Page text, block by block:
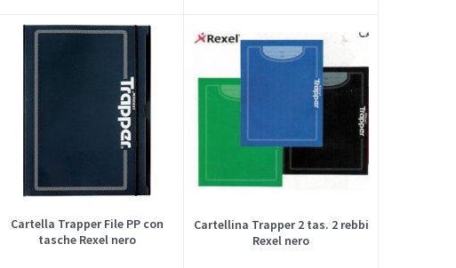
Cartella Trapper File PP con
tasche Rexel nero
Cartellina Trapper 2 tas. 2 rebbi
Rexel nero